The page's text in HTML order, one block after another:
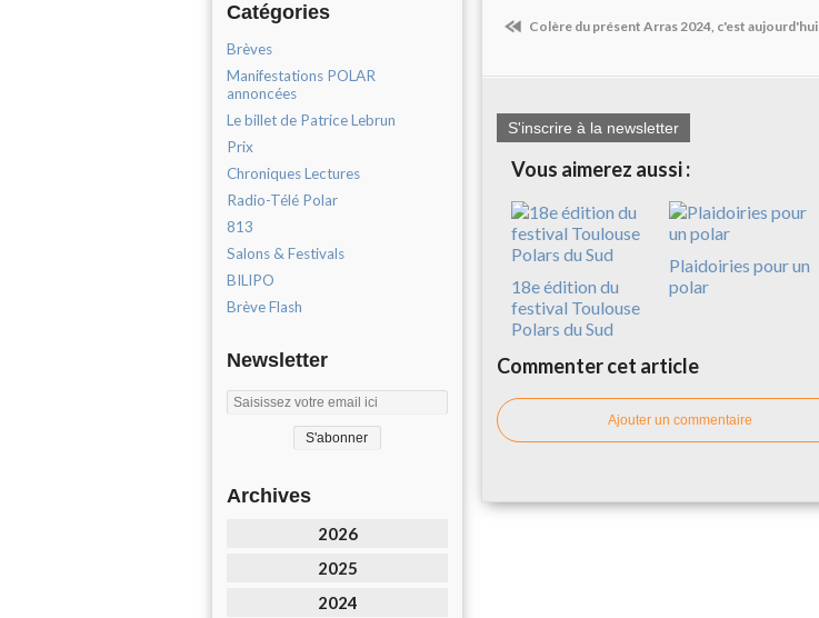
Catégories
Brèves
Manifestations POLAR
annoncées
Le billet de Patrice Lebrun
Prix
Chroniques Lectures
Radio-Télé Polar
813
Salons & Festivals
BILIPO
Brève Flash
Newsletter
Archives
2026
2025
2024
Colère du présent Arras 2024, c'est aujourd'hui
S'inscrire à la newsletter
Vous aimerez aussi :
18e édition du
festival Toulouse
Polars du Sud
Plaidoiries pour un
polar
Commenter cet article
Ajouter un commentaire